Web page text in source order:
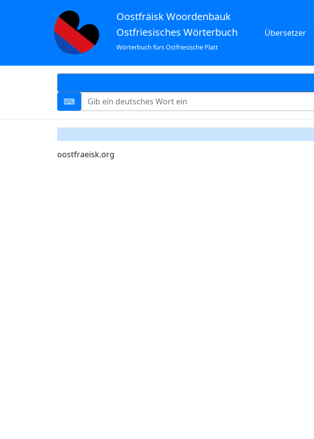
Oostfräisk Woordenbauk
Ostfriesisches Wörterbuch
Wörterbuch fürs Ostfriesische Platt
Übersetzer
oostfraeisk.org